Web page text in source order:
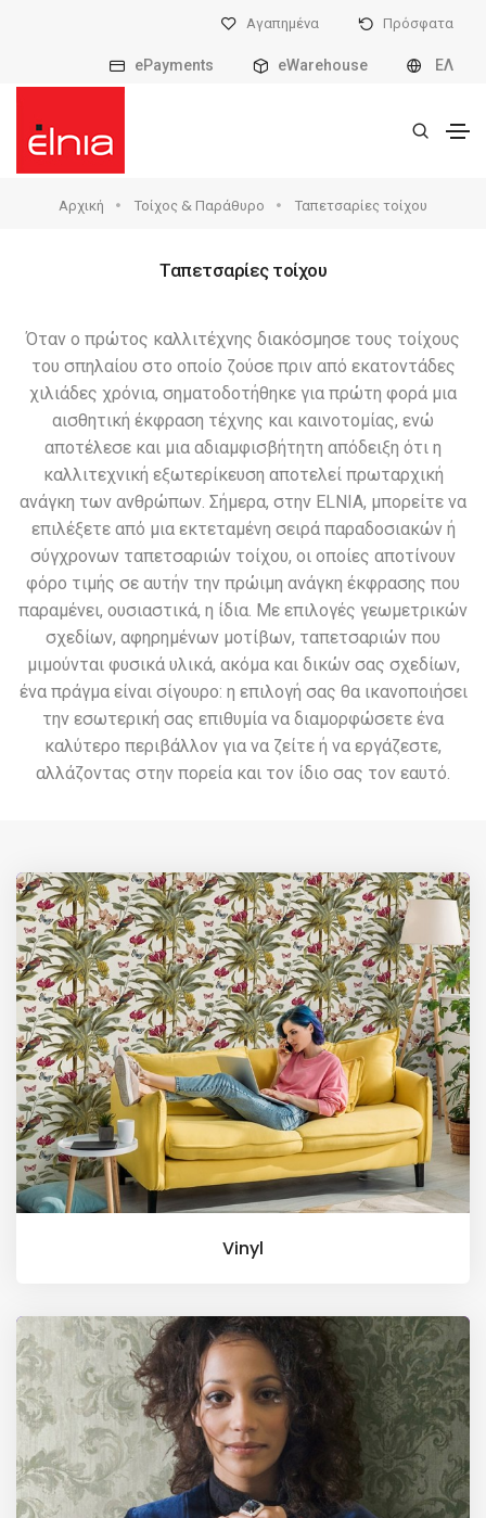
Αγαπημένα Πρόσφατα
ePayments eWarehouse ΕΛ
Αρχική Τοίχος & Παράθυρο Ταπετσαρίες τοίχου
Ταπετσαρίες τοίχου
Όταν ο πρώτος καλλιτέχνης διακόσμησε τους τοίχους
του σπηλαίου στο οποίο ζούσε πριν από εκατοντάδες
χιλιάδες χρόνια, σηματοδοτήθηκε για πρώτη φορά μια
αισθητική έκφραση τέχνης και καινοτομίας, ενώ
αποτέλεσε και μια αδιαμφισβήτητη απόδειξη ότι η
καλλιτεχνική εξωτερίκευση αποτελεί πρωταρχική
ανάγκη των ανθρώπων. Σήμερα, στην ELNIA, μπορείτε να
επιλέξετε από μια εκτεταμένη σειρά παραδοσιακών ή
σύγχρονων ταπετσαριών τοίχου, οι οποίες αποτίνουν
φόρο τιμής σε αυτήν την πρώιμη ανάγκη έκφρασης που
παραμένει, ουσιαστικά, η ίδια. Με επιλογές γεωμετρικών
σχεδίων, αφηρημένων μοτίβων, ταπετσαριών που
μιμούνται φυσικά υλικά, ακόμα και δικών σας σχεδίων,
ένα πράγμα είναι σίγουρο: η επιλογή σας θα ικανοποιήσει
την εσωτερική σας επιθυμία να διαμορφώσετε ένα
καλύτερο περιβάλλον για να ζείτε ή να εργάζεστε,
αλλάζοντας στην πορεία και τον ίδιο σας τον εαυτό.
Vinyl